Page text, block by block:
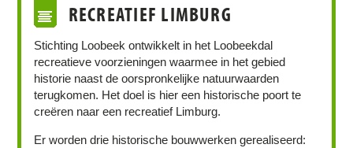
RECREATIEF LIMBURG
Stichting Loobeek ontwikkelt in het Loobeekdal
recreatieve voorzieningen waarmee in het gebied
historie naast de oorspronkelijke natuurwaarden
terugkomen. Het doel is hier een historische poort te
creëren naar een recreatief Limburg.
Er worden drie historische bouwwerken gerealiseerd: